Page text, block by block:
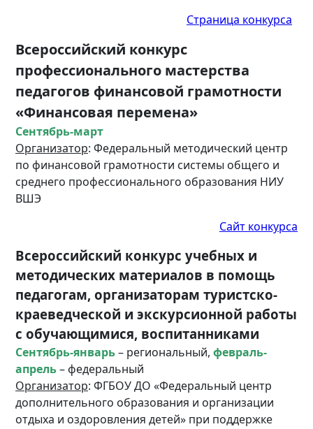
Страница конкурса
Всероссийский конкурс
профессионального мастерства
педагогов финансовой грамотности
«Финансовая перемена»
Сентябрь-март
Организатор: Федеральный методический центр
по финансовой грамотности системы общего и
среднего профессионального образования НИУ
ВШЭ
Сайт конкурса
Всероссийский конкурс учебных и
методических материалов в помощь
педагогам, организаторам туристско-
краеведческой и экскурсионной работы
с обучающимися, воспитанниками
Сентябрь-январь– региональный, февраль-
апрель– федеральный
Организатор: ФГБОУ ДО «Федеральный центр
дополнительного образования и организации
отдыха и оздоровления детей» при поддержке